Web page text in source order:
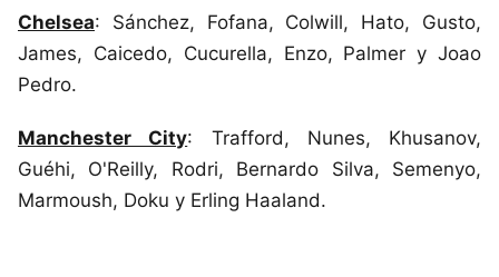
Chelsea: Sánchez, Fofana, Colwill, Hato, Gusto,
James, Caicedo, Cucurella, Enzo, Palmer y Joao
Pedro.
Manchester City: Trafford, Nunes, Khusanov,
Guéhi, O'Reilly, Rodri, Bernardo Silva, Semenyo,
Marmoush, Doku y Erling Haaland.